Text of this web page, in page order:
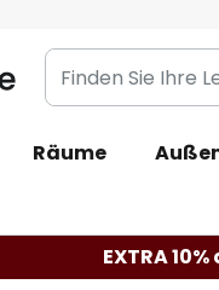
Finden
Sie
Leuchte...
Räume
EXTRA